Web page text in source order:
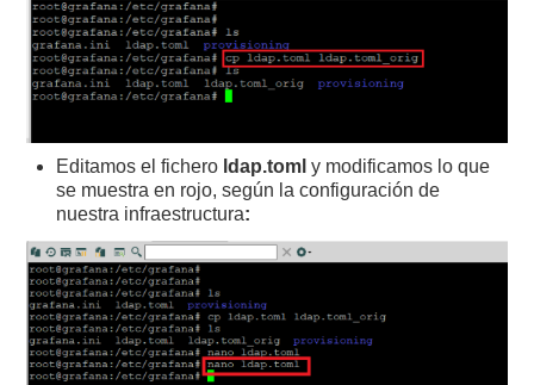
Editamos el fichero ldap.toml y modificamos lo que
se muestra en rojo, según la configuración de
nuestra infraestructura: